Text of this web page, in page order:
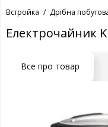
Встройка Дрібна
Електрочайник
Все про товар